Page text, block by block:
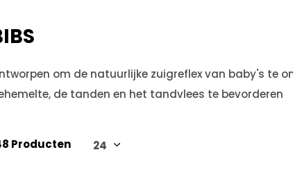
om de natuurlijke zuigreflex van baby's te
de tanden en het tandvlees te bevorderen
Producten